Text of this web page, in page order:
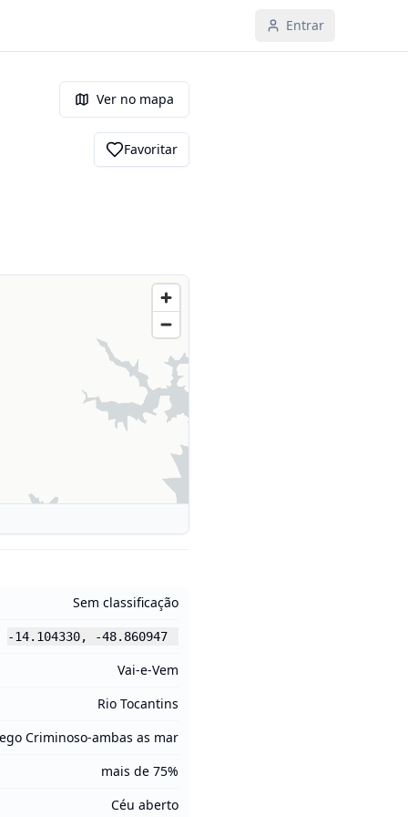
Entrar
Ver no mapa
Favoritar
Sem classificação
-14.104330, -48.860947
Vai-e-Vem
Rio Tocantins
Criminoso-ambas as mar
mais de 75%
Céu aberto